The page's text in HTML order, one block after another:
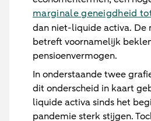
marginale geneigdheid
dan niet-liquide activa.
betreft voornamelijk
pensioenvermogen.
In onderstaande twee
dit onderscheid in kaart
liquide activa sinds het
pandemie sterk stijgen.